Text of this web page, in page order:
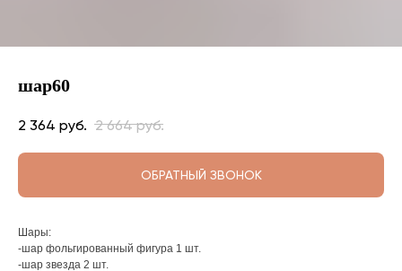
шар60
2 364 руб. 2 664 руб.
ОБРАТНЫЙ ЗВОНОК
Шары:
-шар фольгированный фигура 1 шт.
-шар звезда 2 шт.